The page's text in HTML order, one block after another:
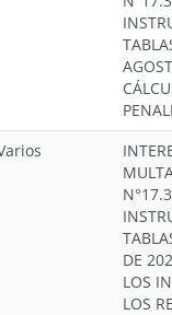
DE
LOS
LOS